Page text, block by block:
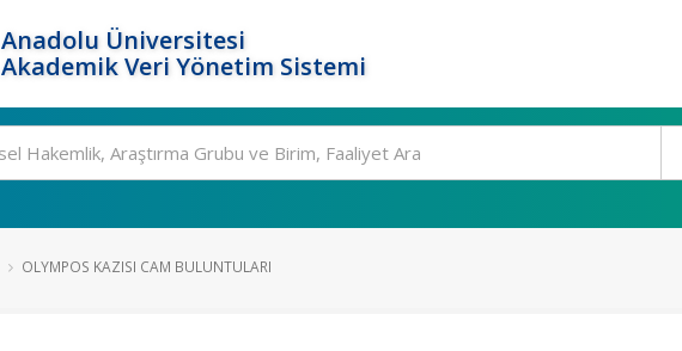
Anadolu Üniversitesi
Akademik Veri Yönetim Sistemi
OLYMPOS KAZISI CAM BULUNTULARI